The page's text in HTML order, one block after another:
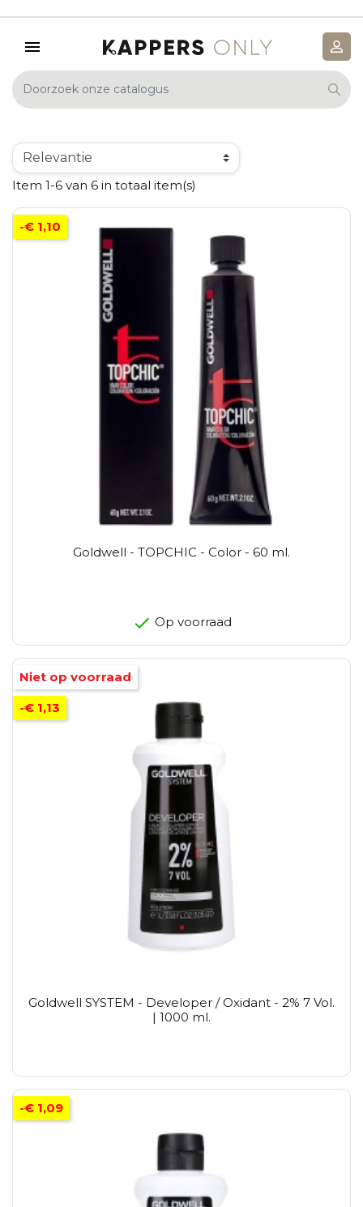
Item 1-6 van 6 in totaal item(s)
Goldwell - TOPCHIC - Color - 60 ml.
-€ 1,10
Op voorraad
Goldwell SYSTEM - Developer / Oxidant - 2% 7 Vol.
| 1000 ml.
Niet op voorraad
-€ 1,13
-€ 1,09